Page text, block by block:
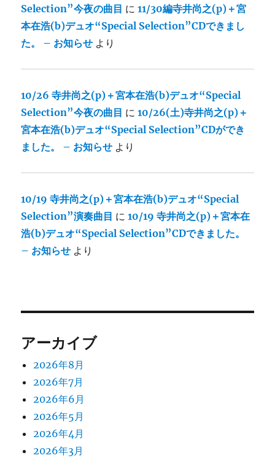
Selection”今夜の曲目 に11/30編寺井尚之(p)＋宮
本在浩(b)デュオ“Special Selection”CDできまし
た。 – お知らせ より
10/26 寺井尚之(p)＋宮本在浩(b)デュオ“Special
Selection”今夜の曲目 に10/26(土)寺井尚之(p)＋
宮本在浩(b)デュオ“Special Selection”CDができ
ました。 – お知らせ より
10/19 寺井尚之(p)＋宮本在浩(b)デュオ“Special
Selection”演奏曲目 に10/19 寺井尚之(p)＋宮本在
浩(b)デュオ“Special Selection”CDできました。
– お知らせ より
アーカイブ
2026年8月
2026年7月
2026年6月
2026年5月
2026年4月
2026年3月